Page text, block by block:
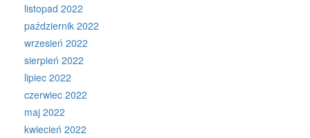
listopad 2022
październik 2022
wrzesień 2022
sierpień 2022
lipiec 2022
czerwiec 2022
maj 2022
kwiecień 2022